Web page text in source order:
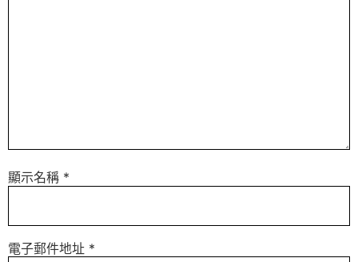
顯示名稱 *
電子郵件地址 *